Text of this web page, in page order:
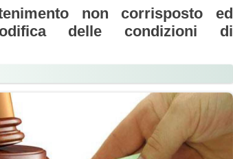
non corrisposto ed
delle condizioni di